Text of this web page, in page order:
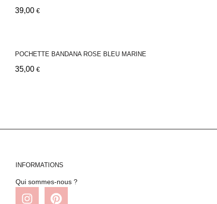
39,00 €
POCHETTE BANDANA ROSE BLEU MARINE
35,00 €
INFORMATIONS
Qui sommes-nous ?